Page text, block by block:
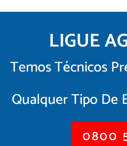
LIGUE
Temos Técnicos
Qualquer Tipo De
0800